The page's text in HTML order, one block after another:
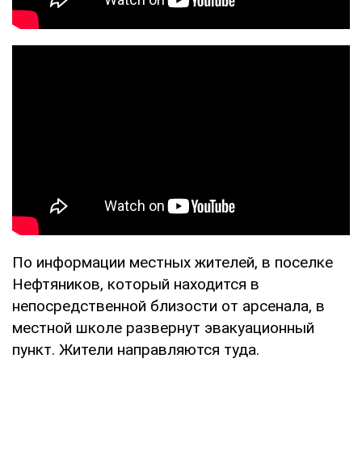
По информации местных жителей, в поселке
Нефтяников, который находится в
непосредственной близости от арсенала, в
местной школе развернут эвакуационный
пункт. Жители направляются туда.